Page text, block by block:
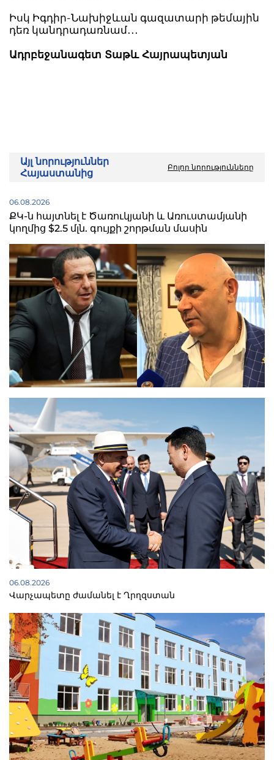
Իսկ Իգդիր-Նախիջևան գազատարի թեմային
դեռ կանդրադառնամ․․․
Ադրբեջանագետ Տաթև Հայրապետյան
Այլ նորություններ
Հայաստանից
Բոլոր նորությունները
06.08.2026
ՔԿ-ն հայտնել է Ծառուկյանի և Առուստամյանի
կողմից $2.5 մլն. գույքի շորթման մասին
06.08.2026
Վարչապետը ժամանել է Ղրղզստան